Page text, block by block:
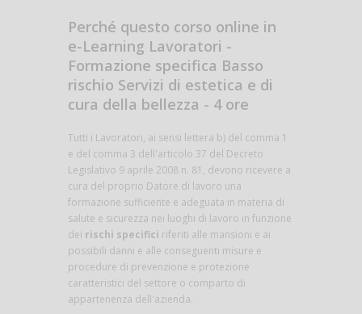
Perché questo corso online in
e-Learning Lavoratori -
Formazione specifica Basso
rischio Servizi di estetica e di
cura della bellezza - 4 ore
Tutti i Lavoratori, ai sensi lettera b) del comma 1
e del comma 3 dell'articolo 37 del Decreto
Legislativo 9 aprile 2008 n. 81, devono ricevere a
cura del proprio Datore di lavoro una
formazione sufficiente e adeguata in materia di
salute e sicurezza nei luoghi di lavoro in funzione
dei rischi specifici riferiti alle mansioni e ai
possibili danni e alle conseguenti misure e
procedure di prevenzione e protezione
caratteristici del settore o comparto di
appartenenza dell'azienda.